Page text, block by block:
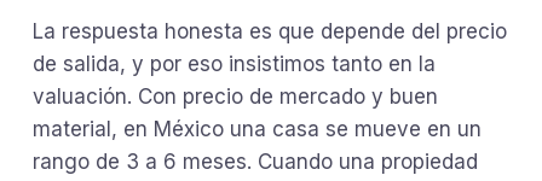
La respuesta honesta es que depende del precio
de salida, y por eso insistimos tanto en la
valuación. Con precio de mercado y buen
material, en México una casa se mueve en un
rango de 3 a 6 meses. Cuando una propiedad